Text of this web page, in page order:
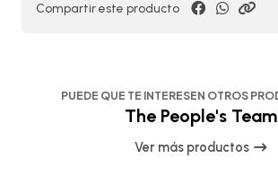
Compartir este producto
PUEDE QUE TE INTERESEN OTROS
The People's Team
Ver más productos